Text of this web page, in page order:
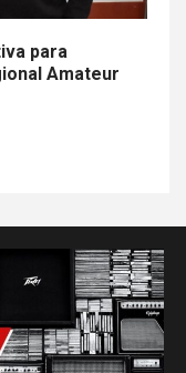
para
Amateur